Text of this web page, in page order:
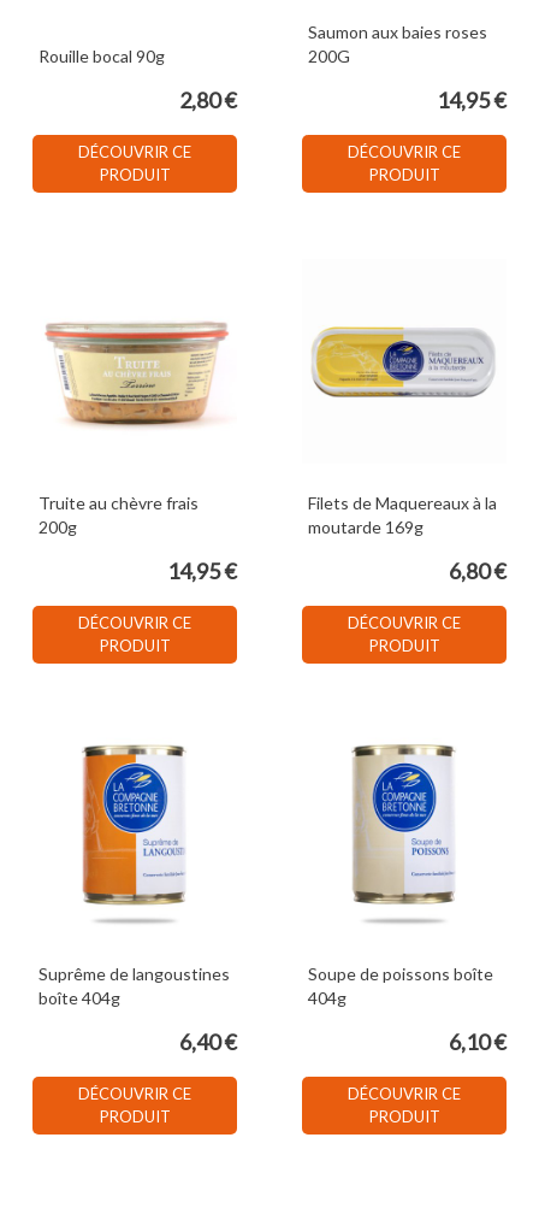
Rouille bocal 90g
2,80 €
DÉCOUVRIR CE
PRODUIT
Saumon aux baies roses
200G
14,95 €
DÉCOUVRIR CE
PRODUIT
Truite au chèvre frais
200g
14,95 €
DÉCOUVRIR CE
PRODUIT
Filets de Maquereaux à la
moutarde 169g
6,80 €
DÉCOUVRIR CE
PRODUIT
Suprême de langoustines
boîte 404g
6,40 €
DÉCOUVRIR CE
PRODUIT
Soupe de poissons boîte
404g
6,10 €
DÉCOUVRIR CE
PRODUIT